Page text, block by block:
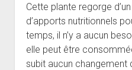
Cette plante regorge
d’apports nutritionnels
temps, il n’y a aucun
elle peut être
subit aucun changement